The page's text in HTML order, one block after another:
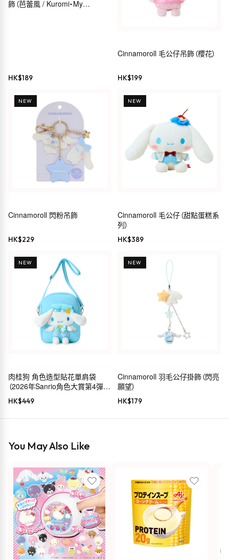
飾（芭蕾風 / Kuromi・My
HK$189
Cinnamoroll 毛公仔吊飾（櫻花）
HK$199
NEW
Cinnamoroll 閃粉吊飾
HK$229
NEW
Cinnamoroll 毛公仔（甜點蛋糕系
列）
HK$389
NEW
肉桂狗 角色造型貼花單肩袋
（2026年Sanrio角色大賞第4彈
Sanrio穿搭系列）
HK$449
NEW
Cinnamoroll 羽毛公仔掛飾（閃亮
願望）
HK$179
You May Also Like